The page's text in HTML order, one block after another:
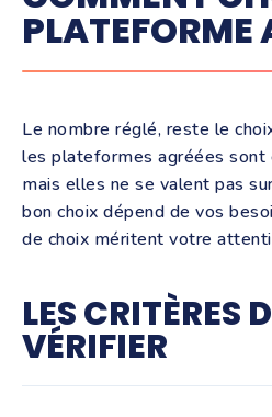
PLATEFORME
Le nombre réglé, reste le
les plateformes agréées sont
mais elles ne se valent pas
bon choix dépend de vos
de choix méritent votre
LES CRITÈRES
VÉRIFIER